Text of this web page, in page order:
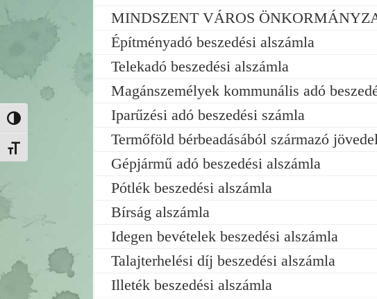
Nagy kontraszt váltása
Betűméret váltása
MINDSZENT VÁROS
Építményadó beszedési alszámla
Telekadó beszedési alszámla
Magánszemélyek kommunális adó
Iparűzési adó beszedési számla
Termőföld bérbeadásából származó
Gépjármű adó beszedési alszámla
Pótlék beszedési alszámla
Bírság alszámla
Idegen bevételek beszedési alszámla
Talajterhelési díj beszedési alszámla
Illeték beszedési alszámla